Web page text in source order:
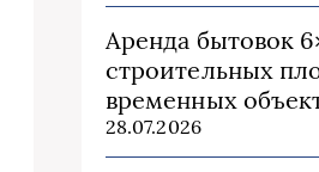
Аренда бытовок
строительных
временных
28.07.2026